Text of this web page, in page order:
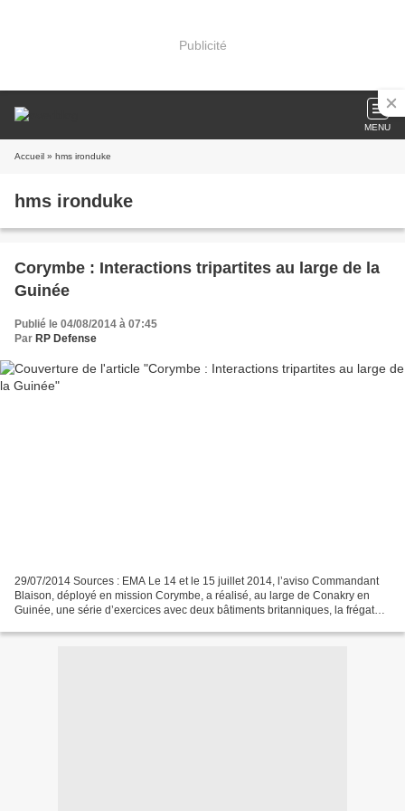
Publicité
MENU
Accueil » hms ironduke
hms ironduke
Corymbe : Interactions tripartites au large de la
Guinée
Publié le 04/08/2014 à 07:45
Par RP Defense
29/07/2014 Sources : EMA Le 14 et le 15 juillet 2014, l’aviso Commandant
Blaison, déployé en mission Corymbe, a réalisé, au large de Conakry en
Guinée, une série d’exercices avec deux bâtiments britanniques, la frégate